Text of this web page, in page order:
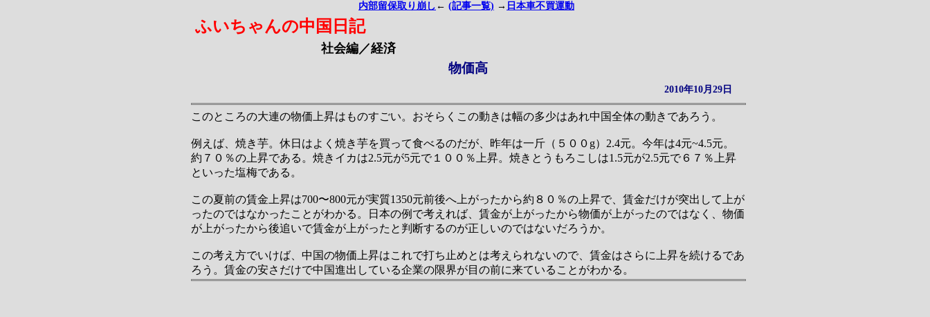
内部留保取り崩し ← (記事一覧) → 日本車不買運動
ふいちゃんの中国日記
社会編／経済
物価高
2010年10月29日
このところの大連の物価上昇はものすごい。おそらくこの動きは幅の多少はあれ中国全体の動きであろう。
例えば、焼き芋。休日はよく焼き芋を買って食べるのだが、昨年は一斤（５００g）2.4元。今年は4元~4.5元。
約７０％の上昇である。焼きイカは2.5元が5元で１００％上昇。焼きとうもろこしは1.5元が2.5元で６７％上昇
といった塩梅である。
この夏前の賃金上昇は700〜800元が実質1350元前後へ上がったから約８０％の上昇で、賃金だけが突出して上が
ったのではなかったことがわかる。日本の例で考えれば、賃金が上がったから物価が上がったのではなく、物価
が上がったから後追いで賃金が上がったと判断するのが正しいのではないだろうか。
この考え方でいけば、中国の物価上昇はこれで打ち止めとは考えられないので、賃金はさらに上昇を続けるであ
ろう。賃金の安さだけで中国進出している企業の限界が目の前に来ていることがわかる。